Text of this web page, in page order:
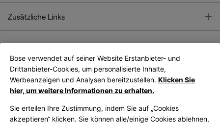
Zusätzliche Links
Bose App
Bose Connect
App
Bose verwendet auf seiner Website Erstanbieter- und
Drittanbieter-Cookies, um personalisierte Inhalte,
Werbeanzeigen und Analysen bereitzustellen. Klicken Sie
hier, um weitere Informationen zu erhalten.
Sie erteilen Ihre Zustimmung, indem Sie auf „Cookies
akzeptieren“ klicken. Sie können alle/einige Cookies ablehnen,